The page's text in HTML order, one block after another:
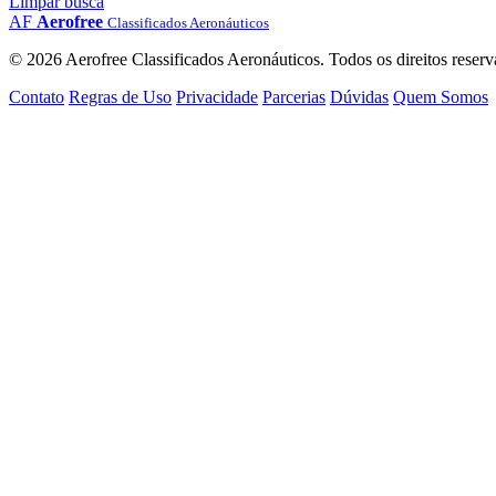
AF Aerofree Classificados Aeronáuticos
© 2026 Aerofree Classificados Aeronáuticos. Todos os direitos
Contato Regras de Uso Privacidade Parcerias Dúvidas Quem Somos